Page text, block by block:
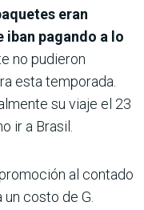
eran
iban pagando a lo
no pudieron
esta temporada.
su viaje el 23
ir a Brasil.
al contado
un costo de G.